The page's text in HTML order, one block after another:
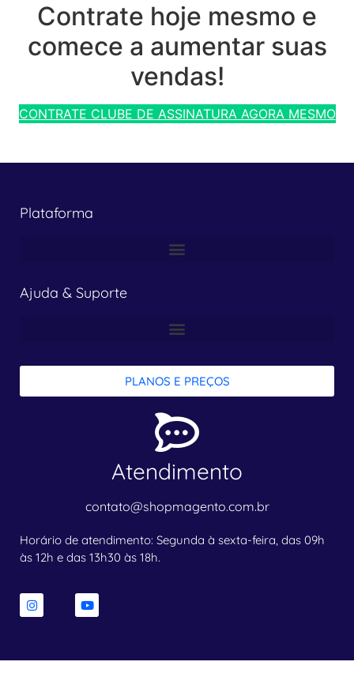
Contrate hoje mesmo e
comece a aumentar suas
vendas!
CONTRATE CLUBE DE ASSINATURA AGORA MESMO
Plataforma
Ajuda & Suporte
PLANOS E PREÇOS
Atendimento
contato@shopmagento.com.br
Horário de atendimento: Segunda à sexta-feira, das 09h
às 12h e das 13h30 às 18h.